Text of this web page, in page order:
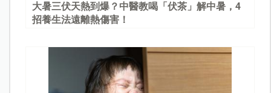
大暑三伏天熱到爆？中醫教喝「伏茶」解中暑，4
招養生法遠離熱傷害！